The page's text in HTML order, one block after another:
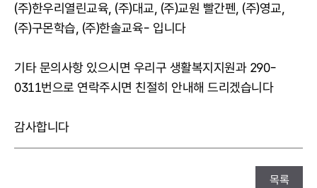
(주)한우리열린교육, (주)대교, (주)교원 빨간펜, (주)영교,
(주)구몬학습, (주)한솔교육- 입니다
기타 문의사항 있으시면 우리구 생활복지지원과 290-
0311번으로 연락주시면 친절히 안내해 드리겠습니다
감사합니다
목록